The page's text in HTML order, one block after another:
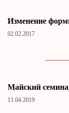
Изменение
02.02.2017
Майский
11.04.2019